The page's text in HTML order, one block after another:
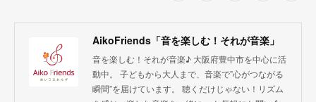
AikoFriends「音を楽しむ！それが音楽」
音を楽しむ！それが音楽♪ 大阪府豊中市を中心に活
動中。 子どもから大人まで、音楽で”心がつながる
瞬間”を届けています。 聴くだけじゃない！リズム